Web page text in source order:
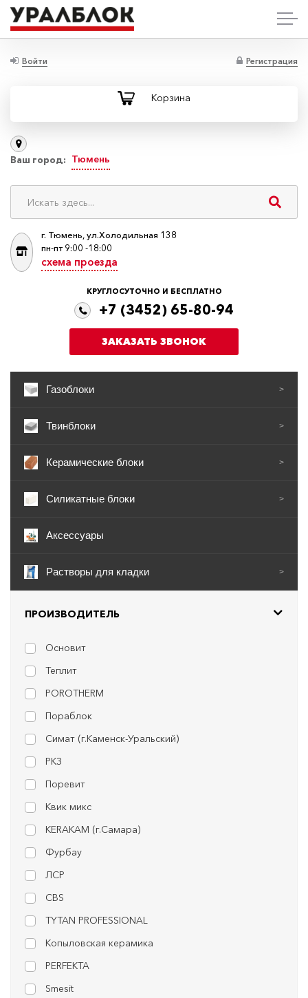
Войти Регистрация
Корзина
Ваш город: Тюмень
г. Тюмень, ул.Холодильная 138
пн-пт 9:00 -18:00
схема проезда
КРУГЛОСУТОЧНО И БЕСПЛАТНО
+7 (3452) 65-80-94
ЗАКАЗАТЬ ЗВОНОК
Газоблоки >
Твинблоки >
Керамические блоки >
Силикатные блоки >
Аксессуары
Растворы для кладки >
ПРОИЗВОДИТЕЛЬ
Основит
Теплит
POROTHERM
Пораблок
Симат (г.Каменск-Уральский)
РКЗ
Поревит
Квик микс
KERAKAM (г.Самара)
Фурбау
ЛСР
CBS
TYTAN PROFESSIONAL
Копыловская керамика
PERFEKTA
Smesit